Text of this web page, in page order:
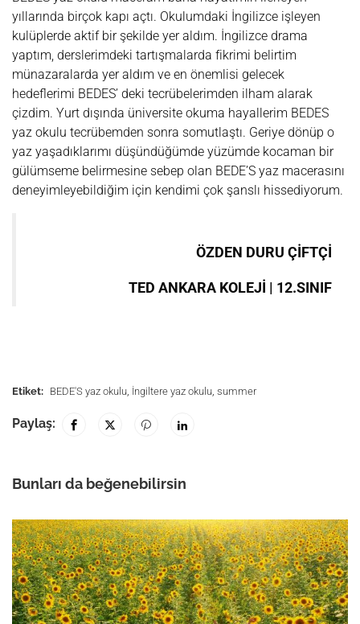
yıllarında birçok kapı açtı. Okulumdaki İngilizce işleyen
kulüplerde aktif bir şekilde yer aldım. İngilizce drama
yaptım, derslerimdeki tartışmalarda fikrimi belirtim
münazaralarda yer aldım ve en önemlisi gelecek
hedeflerimi BEDES’ deki tecrübelerimden ilham alarak
çizdim. Yurt dışında üniversite okuma hayallerim BEDES
yaz okulu tecrübemden sonra somutlaştı. Geriye dönüp o
yaz yaşadıklarımı düşündüğümde yüzümde kocaman bir
gülümseme belirmesine sebep olan BEDE’S yaz macerasını
deneyimleyebildiğim için kendimi çok şanslı hissediyorum.
ÖZDEN DURU ÇİFTÇİ
TED ANKARA KOLEJİ | 12.SINIF
Etiket: BEDE'S yaz okulu İngiltere yaz okulu summer
Paylaş:
Bunları da beğenebilirsin